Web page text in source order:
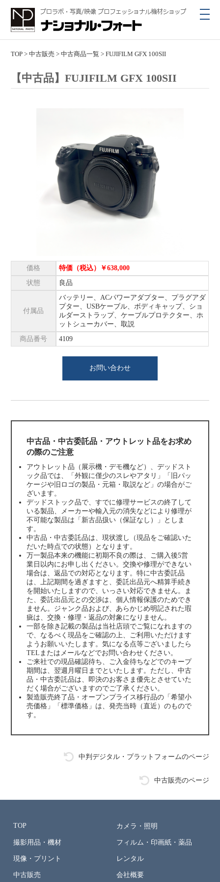
TOP >中古販売 >中古商品一覧 >FUJIFILM GFX 100SII
【中古品】FUJIFILM GFX 100SII
価格
特価（税込）￥638,000
状態
良品
付属品
バッテリー、ACパワーアダプター、プラグアダ
プター、USBケーブル、ボディキャップ、ショ
ルダーストラップ、ケーブルプロテクター、ホ
ットシューカバー、取説
商品番号
4109
お問い合わせ
中古品・中古委託品・アウトレット品をお求め
の際のご注意
アウトレット品（展示機・デモ機など）、デッドスト
ック品では、「外観に僅少のスレやアタリ」「旧パッ
ケージや旧ロゴの製品・元箱・取説など」の場合がご
ざいます。
デッドストック品で、すでに修理サービスの終了して
いる製品、メーカーや輸入元の消失などにより修理が
不可能な製品は「新古品扱い（保証なし）」としま
す。
中古品・中古委託品は、現状渡し（現品をご確認いた
だいた時点での状態）となります。
万一製品本来の機能に初期不良の際は、ご購入後5営
業日以内にお申し出ください。交換や修理ができない
場合は、返品での対応となります。特に中古委託品
は、上記期間を過ぎますと、委託出品元へ精算手続き
を開始いたしますので、いっさい対応できません。ま
た、委託出品元との交渉は、個人情報保護のためでき
ません。ジャンク品および、あらかじめ明記された瑕
疵は、交換・修理・返品の対象になりません。
一部を除き記載の製品は当社店頭でご覧になれますの
で、なるべく現品をご確認の上、ご利用いただけます
ようお願いいたします。気になる点等ございましたら
TELまたはメールなどでお問い合わせください。
ご来社での現品確認待ち、ご入金待ちなどでのキープ
期間は、翌週月曜日までといたします。ただし、中古
品・中古委託品は、即決のお客さま優先とさせていた
だく場合がございますのでご了承ください。
製造販売終了品・オープンプライス移行品の「希望小
売価格」「標準価格」は、発売当時（直近）のもので
す。
中判デジタル・プラットフォームのページ
中古販売のページ
TOP カメラ・照明
撮影用品・機材 フィルム・印画紙・薬品
現像・プリント レンタル
中古販売 会社概要